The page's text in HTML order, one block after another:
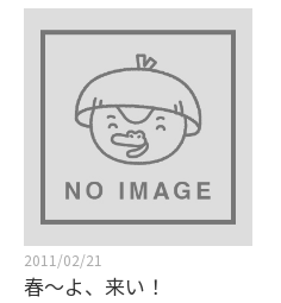
2011/02/21
春～よ、来い！